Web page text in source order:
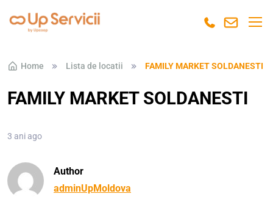
Skip to navigation
Skip to content
Home Lista de locatii FAMILY MARKET SOLDANESTI
FAMILY MARKET SOLDANESTI
3 ani ago
Author
adminUpMoldova